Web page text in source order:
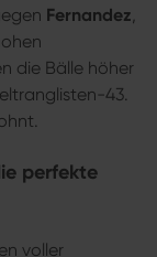
Fernandez
die Bälle höher
43.
perfekte
voller